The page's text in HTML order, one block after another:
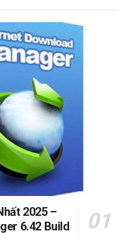
2025 –
6.42 Build